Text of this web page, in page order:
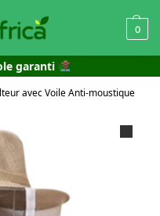
0
garanti
avec Voile Anti-moustique